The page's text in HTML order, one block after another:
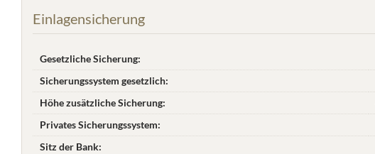
Einlagensicherung
Gesetzliche Sicherung:
Sicherungssystem gesetzlich:
Höhe zusätzliche Sicherung:
Privates Sicherungssystem:
Sitz der Bank: